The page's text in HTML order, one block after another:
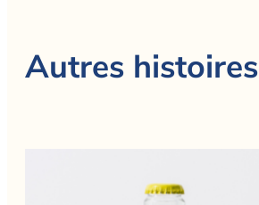
Autres histoires